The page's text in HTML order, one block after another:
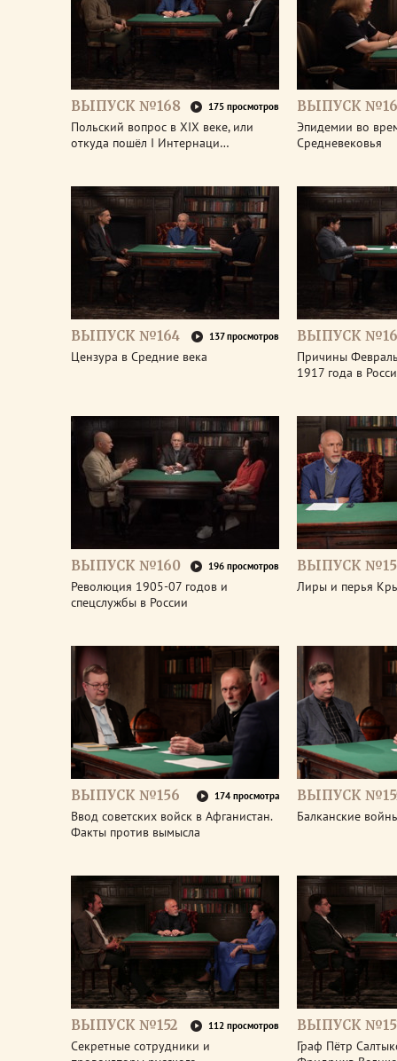
ВЫПУСК №168 175 просмотров
Польский вопрос в XIX веке, или
откуда пошёл I Интернаци…
ВЫПУСК
Эпидемии во
Средневековья
ВЫПУСК №164 137 просмотров
Цензура в Средние века
ВЫПУСК
Причины
1917 года в
ВЫПУСК №160 196 просмотров
Революция 1905-07 годов и
спецслужбы в России
ВЫПУСК
Лиры и перья
ВЫПУСК №156 174 просмотра
Ввод советских войск в Афганистан.
Факты против вымысла
ВЫПУСК
Балканские
ВЫПУСК №152 112 просмотров
Секретные сотрудники и
ВЫПУСК
Граф Пётр